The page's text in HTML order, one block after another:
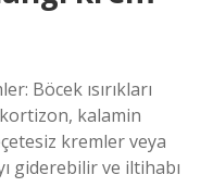
Böcek ısırıkları
kalamin
kremler veya
giderebilir ve iltihabı